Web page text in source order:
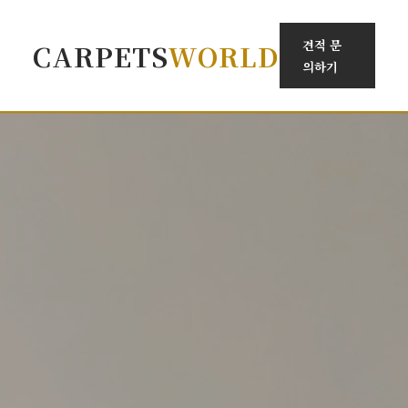
CARPETSWORLD
견적 문
의하기